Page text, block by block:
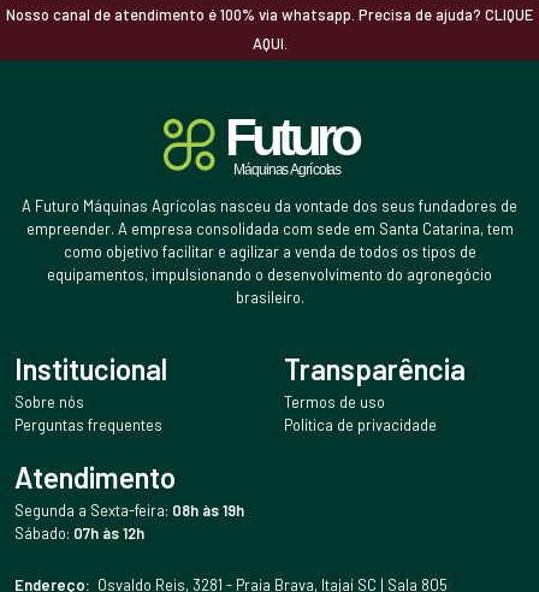
Nosso canal de atendimento é 100% via whatsapp. Precisa de ajuda? CLIQUE
AQUI.
A Futuro Máquinas Agrícolas nasceu da vontade dos seus fundadores de
empreender. A empresa consolidada com sede em Santa Catarina, tem
como objetivo facilitar e agilizar a venda de todos os tipos de
equipamentos, impulsionando o desenvolvimento do agronegócio
brasileiro.
Institucional
Sobre nós
Perguntas frequentes
Transparência
Termos de uso
Política de privacidade
Atendimento
Segunda a Sexta-feira: 08h às 19h
Sábado: 07h às 12h
Endereço: Osvaldo Reis, 3281 - Praia Brava, Itajaí SC | Sala 805